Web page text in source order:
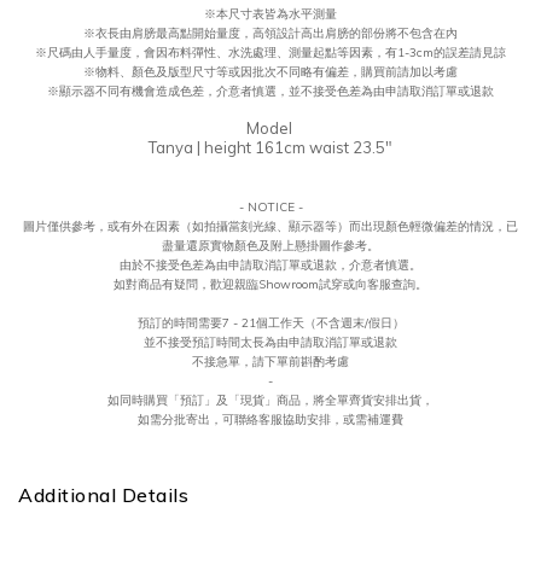
※本尺寸表皆為水平測量
※衣長由肩膀最高點開始量度，高領設計高出肩膀的部份將不包含在內
※尺碼由人手量度，會因布料彈性、水洗處理、測量起點等因素，有1-3cm的誤差請見諒
※物料、顏色及版型尺寸等或因批次不同略有偏差，購買前請加以考慮
※顯示器不同有機會造成色差，介意者慎選，並不接受色差為由申請取消訂單或退款
Model
Tanya | height 161cm waist 23.5"
- NOTICE -
圖片僅供參考，或有外在因素（如拍攝當刻光線、 顯示器等）而出現顏色輕微偏差的情況， 已
盡量還原實物顏色及附上懸掛圖作參考。
由於不接受色差為由申請取消訂單或退款， 介意者慎選。
如對商品有疑問，歡迎親臨Showroom試穿或向客服查詢。
預訂的時間需要7 - 21個工作天（不含週末/假日）
並不接受預訂時間太長為由申請取消訂單或退款
不接急單，請下單前斟酌考慮
-
如同時購買「預訂」及「現貨」商品，將全單齊貨安排出貨，
如需分批寄出，可聯絡客服協助安排，或需補運費
Additional Details